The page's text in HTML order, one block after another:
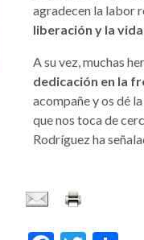
agradecen la labor
liberación y la
A su vez, muchas
dedicación en la
acompañe y os dé
que nos toca de
Rodríguez ha